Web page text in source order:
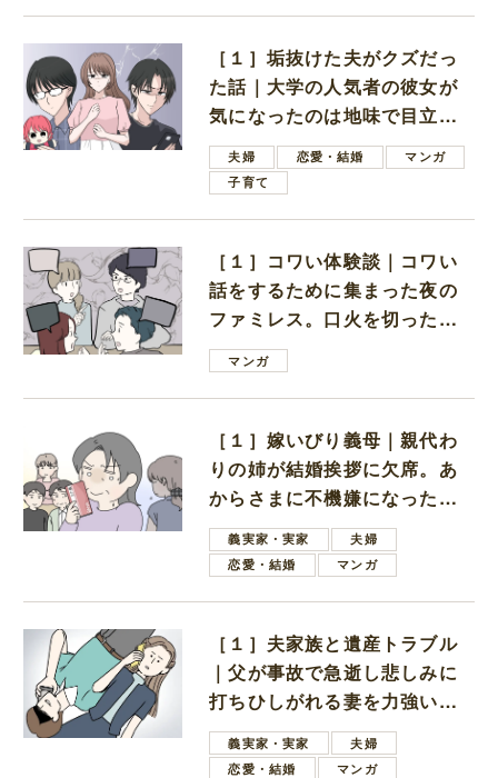
［１］垢抜けた夫がクズだっ
た話｜大学の人気者の彼女が
気になったのは地味で目立た
ない男子学生
夫婦 恋愛・結婚
マンガ
子育て
［１］コワい体験談｜コワい
話をするために集まった夜の
ファミレス。口火を切ったの
は電車好きの男の子ママ
マンガ
［１］嫁いびり義母｜親代わ
りの姉が結婚挨拶に欠席。あ
からさまに不機嫌になった義
母義実家・実家
夫婦
恋愛・結婚
マンガ
［１］夫家族と遺産トラブル
｜父が事故で急逝し悲しみに
打ちひしがれる妻を力強い言
葉で励ます夫
義実家・実家
夫婦
恋愛・結婚
マンガ